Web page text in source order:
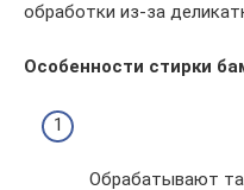
обработки из-за
Особенности стирки
Обрабатывают